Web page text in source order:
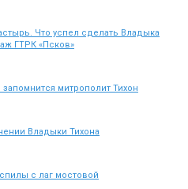
Что успел сделать Владыка
ГТРК «Псков»
митрополит Тихон
Владыки Тихона
с лаг мостовой